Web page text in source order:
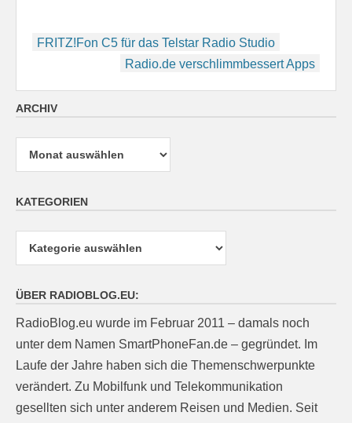
Beitragsnavigation
FRITZ!Fon C5 für das Telstar Radio Studio
Radio.de verschlimmbessert Apps
ARCHIV
Archiv
KATEGORIEN
ÜBER RADIOBLOG.EU:
RadioBlog.eu wurde im Februar 2011 – damals noch
unter dem Namen SmartPhoneFan.de – gegründet. Im
Laufe der Jahre haben sich die Themenschwerpunkte
verändert. Zu Mobilfunk und Telekommunikation
gesellten sich unter anderem Reisen und Medien. Seit